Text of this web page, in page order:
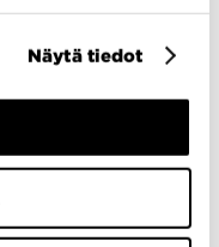
Näytä tiedot